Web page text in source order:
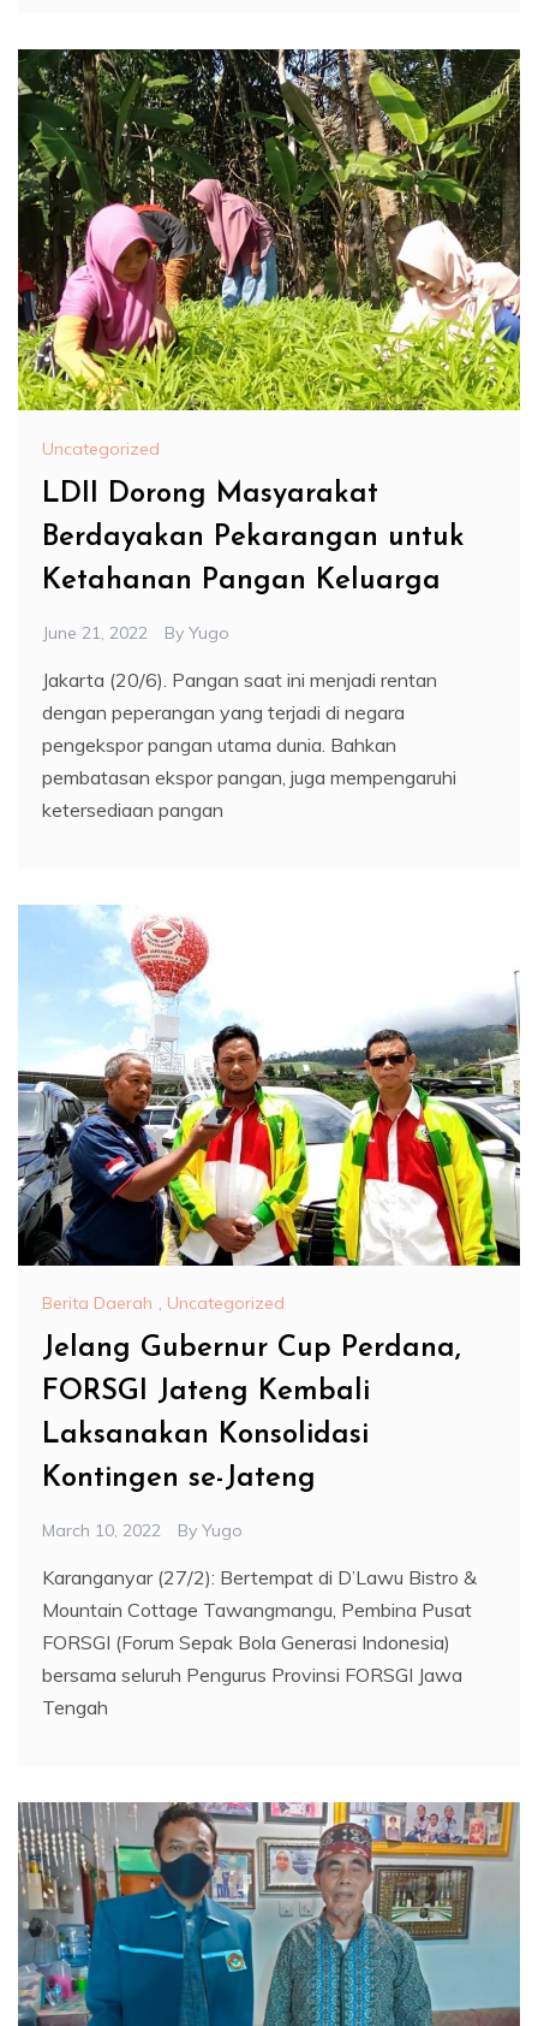
Uncategorized
LDII Dorong Masyarakat
Berdayakan Pekarangan untuk
Ketahanan Pangan Keluarga
June 21, 2022 By Yugo
Jakarta (20/6). Pangan saat ini menjadi rentan
dengan peperangan yang terjadi di negara
pengekspor pangan utama dunia. Bahkan
pembatasan ekspor pangan, juga mempengaruhi
ketersediaan pangan
Berita Daerah , Uncategorized
Jelang Gubernur Cup Perdana,
FORSGI Jateng Kembali
Laksanakan Konsolidasi
Kontingen se-Jateng
March 10, 2022 By Yugo
Karanganyar (27/2): Bertempat di D’Lawu Bistro &
Mountain Cottage Tawangmangu, Pembina Pusat
FORSGI (Forum Sepak Bola Generasi Indonesia)
bersama seluruh Pengurus Provinsi FORSGI Jawa
Tengah